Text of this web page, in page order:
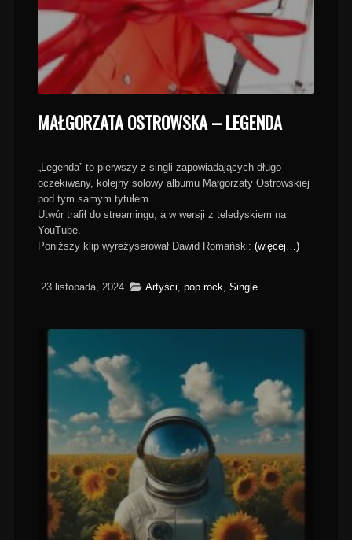
MAŁGORZATA OSTROWSKA – LEGENDA
„Legenda” to pierwszy z singli zapowiadających długo
oczekiwany, kolejny solowy albumu Małgorzaty Ostrowskiej
pod tym samym tytułem.
Utwór trafił do streamingu, a w wersji z teledyskiem na
YouTube.
Poniższy klip wyreżyserował Dawid Romański: (więcej…)
23 listopada, 2024 Artyści, pop rock, Single